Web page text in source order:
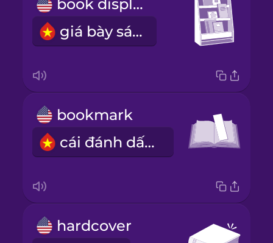
book display
giá bày sách
bookmark
cái đánh dấu trang
hardcover